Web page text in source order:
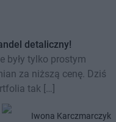
detaliczny!
były tylko prostym
za niższą cenę. Dziś
tak […]
Iwona Karczmarczyk